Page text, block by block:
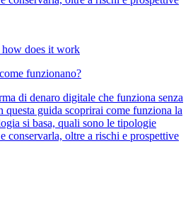
funzionano?
di denaro digitale che funziona senza
questa guida scoprirai come funziona la
si basa, quali sono le tipologie
conservarla, oltre a rischi e prospettive